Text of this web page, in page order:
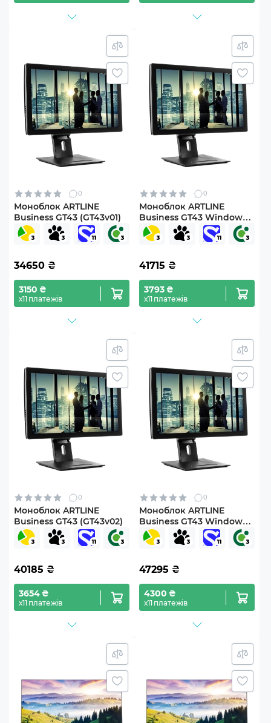
0
Моноблок ARTLINE
Business GT43 (GT43v01)
34650 ₴
3150 ₴
х11 платежів
0
Моноблок ARTLINE
Business GT43 Windows
11 Pro (GT43v01Win)
41715 ₴
3793 ₴
х11 платежів
0
Моноблок ARTLINE
Business GT43 (GT43v02)
40185 ₴
3654 ₴
х11 платежів
0
Моноблок ARTLINE
Business GT43 Windows
11 Pro (GT43v02Win)
47295 ₴
4300 ₴
х11 платежів